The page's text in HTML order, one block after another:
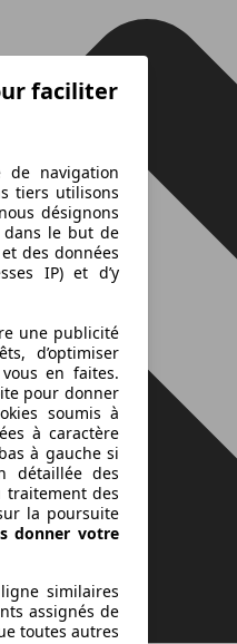
faciliter
de navigation
tiers utilisons
désignons
dans le but de
des données
IP) et d’y
une publicité
d’optimiser
en faites.
pour donner
soumis à
à caractère
à gauche si
détaillée des
traitement des
la poursuite
donner votre
similaires
assignés de
toutes autres